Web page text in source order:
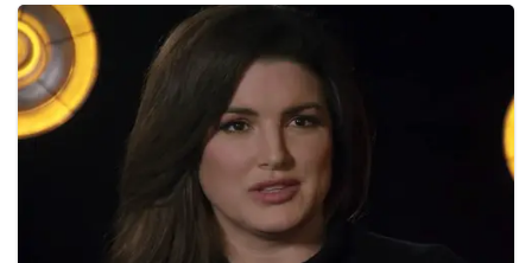
“Mereka (anggota Parlimen) ramai yang bersetuju agar
satu akta baharu diwujudkan bersendirian dan kesalahan
berkaitan ketum tidak dimasukkan di bawah Akta Dadah
Berbahaya 1952,” katanya.
Beliau berkata demikian kepada pemberita selepas majlis
Makan Malam sempena Perhimpunan Agung Pemadam
Ke-40 yang dihadiri 1,700 perwakilan di sini malam tadi.